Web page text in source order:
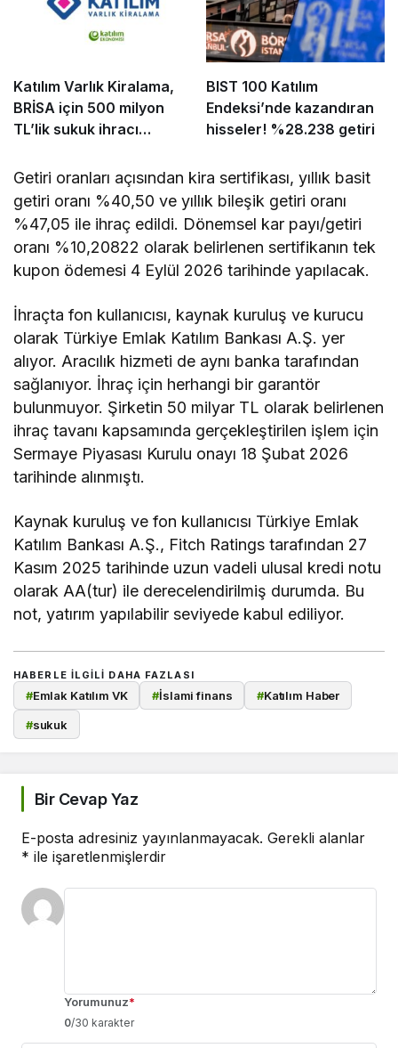
Katılım Varlık Kiralama,
BRİSA için 500 milyon
TL’lik sukuk ihracı
BIST 100 Katılım
Endeksi’nde kazandıran
hisseler! %28.238 getiri
Getiri oranları açısından kira sertifikası, yıllık basit
getiri oranı %40,50 ve yıllık bileşik getiri oranı
%47,05 ile ihraç edildi. Dönemsel kar payı/getiri
oranı %10,20822 olarak belirlenen sertifikanın tek
kupon ödemesi 4 Eylül 2026 tarihinde yapılacak.
İhraçta fon kullanıcısı, kaynak kuruluş ve kurucu
olarak Türkiye Emlak Katılım Bankası A.Ş. yer
alıyor. Aracılık hizmeti de aynı banka tarafından
sağlanıyor. İhraç için herhangi bir garantör
bulunmuyor. Şirketin 50 milyar TL olarak belirlenen
ihraç tavanı kapsamında gerçekleştirilen işlem için
Sermaye Piyasası Kurulu onayı 18 Şubat 2026
tarihinde alınmıştı.
Kaynak kuruluş ve fon kullanıcısı Türkiye Emlak
Katılım Bankası A.Ş., Fitch Ratings tarafından 27
Kasım 2025 tarihinde uzun vadeli ulusal kredi notu
olarak AA(tur) ile derecelendirilmiş durumda. Bu
not, yatırım yapılabilir seviyede kabul ediliyor.
HABERLE ILGILI DAHA FAZLASI
#Emlak Katılım VK #İslami finans #Katılım Haber
#sukuk
Bir Cevap Yaz
E-posta adresiniz yayınlanmayacak. Gerekli alanlar
* ile işaretlenmişlerdir
Yorumunuz*
0/30 karakter